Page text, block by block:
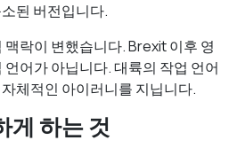
된 버전입니다.
락이 변했습니다. Brexit 이후 영
어가 아닙니다. 대륙의 작업 언어
체적인 아이러니를 지닙니다.
게 하는 것